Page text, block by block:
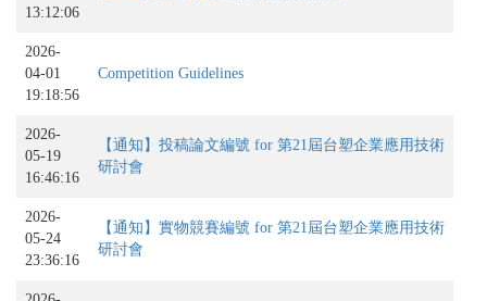
13:12:06
2026-
04-01
19:18:56
Competition Guidelines
2026-
05-19
16:46:16
【通知】投稿論文編號 for 第21屆台塑企業應用技術
研討會
2026-
05-24
23:36:16
【通知】實物競賽編號 for 第21屆台塑企業應用技術
研討會